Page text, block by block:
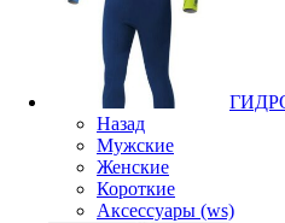
Назад
Мужские
Женские
Короткие
Аксессуары (ws)